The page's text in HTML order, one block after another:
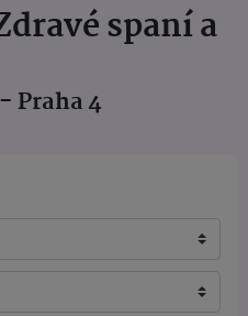
spaní a
Praha 4